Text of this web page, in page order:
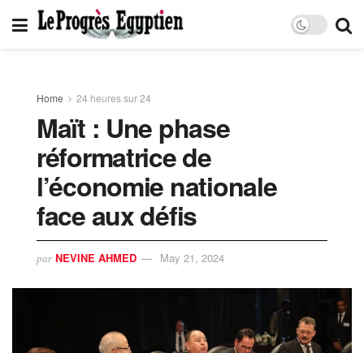
Home 24 heures sur 24
Maït : Une phase
réformatrice de
l’économie nationale
face aux défis
par NEVINE AHMED May 21, 2024